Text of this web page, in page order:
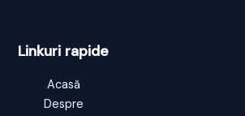
Linkuri rapide
Acasă
Despre